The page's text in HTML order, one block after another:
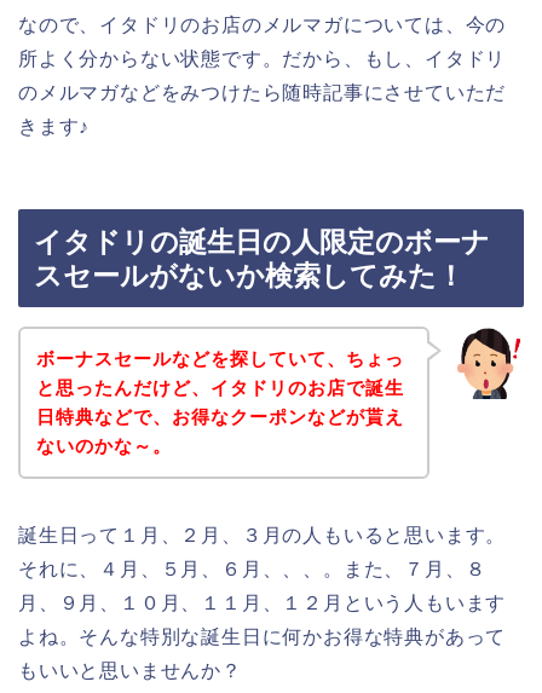
なので、イタドリのお店のメルマガについては、今の
所よく分からない状態です。だから、もし、イタドリ
のメルマガなどをみつけたら随時記事にさせていただ
きます♪
イタドリの誕生日の人限定のボーナ
スセールがないか検索してみた！
ボーナスセールなどを探していて、ちょっ
と思ったんだけど、イタドリのお店で誕生
日特典などで、お得なクーポンなどが貰え
ないのかな～。
誕生日って１月、２月、３月の人もいると思います。
それに、４月、５月、６月、、、。また、７月、８
月、９月、１０月、１１月、１２月という人もいます
よね。そんな特別な誕生日に何かお得な特典があって
もいいと思いませんか？